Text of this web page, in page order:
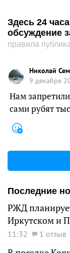
Здесь 24
обсуждение
правила
Николай
9 декабря
Нам
сами рубят
Последние
РЖД
Иркутском и
11:32 1 отзыв